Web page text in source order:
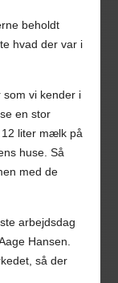
beholdt
hvad der var i
vi kender i
en stor
liter mælk på
huse. Så
med de
arbejdsdag
Hansen.
så der